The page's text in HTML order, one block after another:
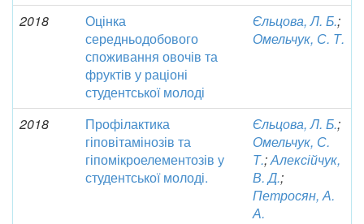
2018
Оцінка
середньодобового
споживання овочів та
фруктів у раціоні
студентської молоді
Єльцова, Л. Б.;
Омельчук, С. Т.
2018
Профілактика
гіповітамінозів та
гіпомікроелементозів у
студентської молоді.
Єльцова, Л. Б.;
Омельчук, С.
Т.;Алексійчук,
В. Д.;
Петросян, А.
А.